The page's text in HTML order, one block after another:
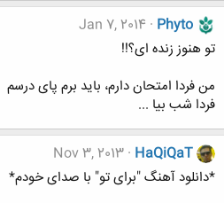
Phyto
Jan 7, 2014
تو هنوز زنده ای؟!!
من فردا امتحان دارم، باید برم پای درسم
فردا شب بیا ...
HaQiQaT
Nov 3, 2013
*دانلود آهنگ "برای تو" با صدای خودم*